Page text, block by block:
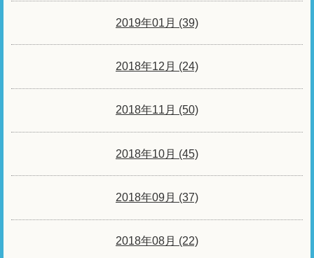
2019年01月 (39)
2018年12月 (24)
2018年11月 (50)
2018年10月 (45)
2018年09月 (37)
2018年08月 (22)